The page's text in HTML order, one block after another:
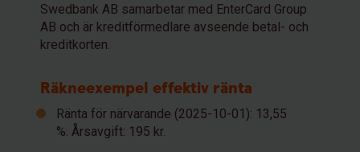
Swedbank AB samarbetar med EnterCard Group
AB och är kreditförmedlare avseende betal- och
kreditkorten.
Räkneexempel effektiv ränta
Ränta för närvarande (2025-10-01): 13,55
%. Årsavgift: 195 kr.